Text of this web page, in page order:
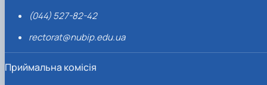
(044) 527-82-42
rectorat@nubip.edu.ua
Приймальна комісія